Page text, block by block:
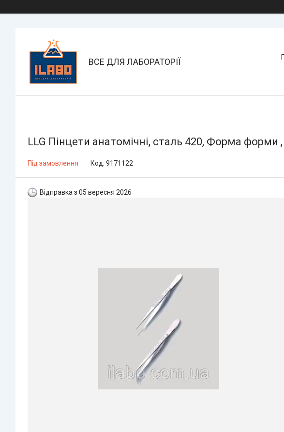
ВСЕ ДЛЯ ЛАБОРАТОРІЇ
LLG Пінцети анатомічні, сталь 420, Форма
Під замовлення Код: 9171122
Відправка з 05 вересня 2026